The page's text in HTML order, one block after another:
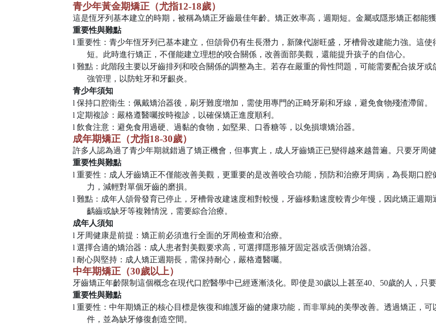
青少年黃金期矯正（尤指12-18歲）
這是恆牙列基本建立的時期，被稱為矯正牙齒最佳年齡。矯正效率高，週期短。金屬或隱形矯正都能獲
重要性與難點
l 重要性：青少年恆牙列已基本建立，但頜骨仍有生長潛力，新陳代謝旺盛，牙槽骨改建能力強。這
短。此時進行矯正，不僅能建立理想的咬合關係，改善面部美觀，還能提升孩子的自信心。
l 難點：此階段主要以牙齒排列和咬合關係的調整為主。若存在嚴重的骨性問題，可能需要配合拔牙
強管理，以防蛀牙和牙齦炎。
青少年須知
l 保持口腔衛生：佩戴矯治器後，刷牙難度增加，需使用專門的正畸牙刷和牙線，避免食物殘渣滯留。
l 定期複診：嚴格遵醫囑按時複診，以確保矯正進度順利。
l 飲食注意：避免食用過硬、過黏的食物，如堅果、口香糖等，以免損壞矯治器。
成年期矯正（尤指18-30歲）
許多人認為過了青少年期就錯過了矯正機會，但事實上，成人牙齒矯正已變得越來越普遍。只要牙周
重要性與難點
l 重要性：成人牙齒矯正不僅能改善美觀，更重要的是改善咬合功能，預防和治療牙周病，為長期口
力，減輕對單個牙齒的磨損。
l 難點：成年人頜骨發育已停止，牙槽骨改建速度相對較慢，牙齒移動速度較青少年慢，因此矯正週期
齲齒或缺牙等複雜情況，需要綜合治療。
成年人須知
l 牙周健康是前提：矯正前必須進行全面的牙周檢查和治療。
l 選擇合適的矯治器：成人患者對美觀要求高，可選擇隱形箍牙固定器或舌側矯治器。
l 耐心與堅持：成人矯正週期長，需保持耐心，嚴格遵醫囑。
中年期矯正（30歲以上）
牙齒矯正年齡限制這個概念在現代口腔醫學中已經逐漸淡化。即使是30歲以上甚至40 50歲的人，只
重要性與難點
l 重要性：中年期矯正的核心目標是恢復和維護牙齒的健康功能，而非單純的美學改善。透過矯正，
件，並為缺牙修復創造空間。